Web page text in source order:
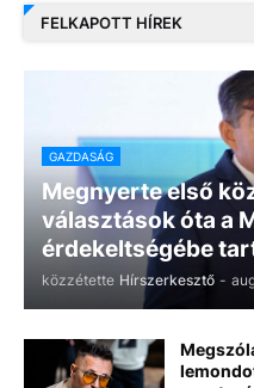
FELKAPOTT HÍREK
GAZDASÁG
Megnyerte első
választások óta a
érdekeltségébe
közzétette Hírszerkesztő -